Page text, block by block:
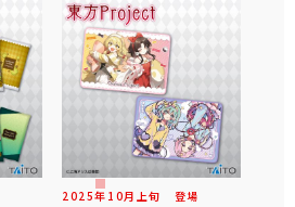
2025年 10月 上旬 登場